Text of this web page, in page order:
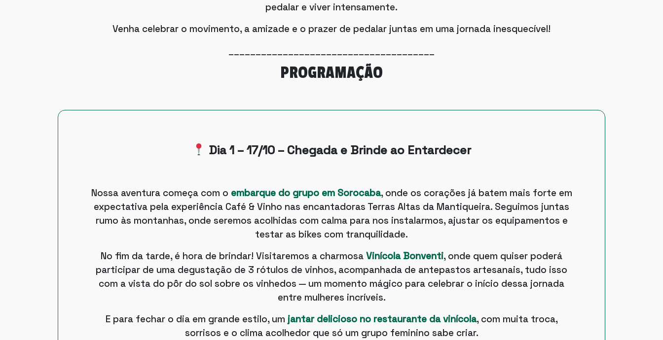
pedalar e viver intensamente.
Venha celebrar o movimento, a amizade e o prazer de pedalar juntas em uma jornada inesquecível!
PROGRAMAÇÃO
Dia 1 – 17/10 – Chegada e Brinde ao Entardecer
Nossa aventura começa com o embarque do grupo em Sorocaba, onde os corações já batem mais forte em
expectativa pela experiência Café & Vinho nas encantadoras Terras Altas da Mantiqueira. Seguimos juntas
rumo às montanhas, onde seremos acolhidas com calma para nos instalarmos, ajustar os equipamentos e
testar as bikes com tranquilidade.
No fim da tarde, é hora de brindar! Visitaremos a charmosa Vinícola Bonventi, onde quem quiser poderá
participar de uma degustação de 3 rótulos de vinhos, acompanhada de antepastos artesanais, tudo isso
com a vista do pôr do sol sobre os vinhedos — um momento mágico para celebrar o início dessa jornada
entre mulheres incríveis.
E para fechar o dia em grande estilo, um jantar delicioso no restaurante da vinícola, com muita troca,
sorrisos e o clima acolhedor que só um grupo feminino sabe criar.